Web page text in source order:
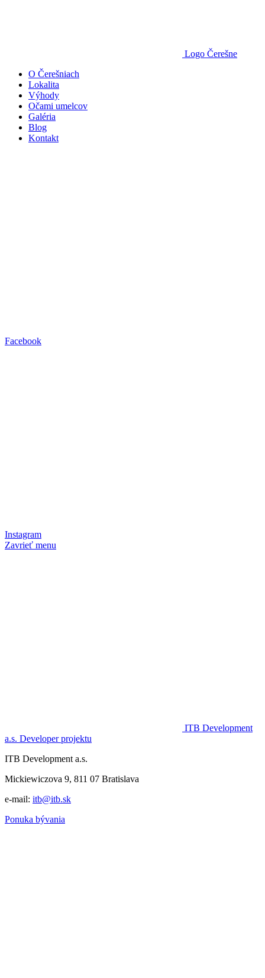
Logo Čerešne
O Čerešniach
Lokalita
Výhody
Očami umelcov
Galéria
Blog
Kontakt
Facebook
Instagram
Zavrieť menu
ITB Development
a.s. Developer projektu
ITB Development a.s.
Mickiewiczova 9, 811 07 Bratislava
e-mail: itb@itb.sk
Ponuka bývania